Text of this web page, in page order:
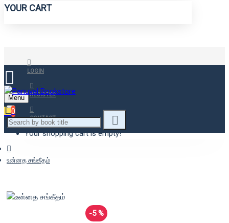
YOUR CART
LOGIN
REGISTER
CONTACT
Menu
0
Your shopping cart is empty!
உன்னத சங்கீதம்
-5 %